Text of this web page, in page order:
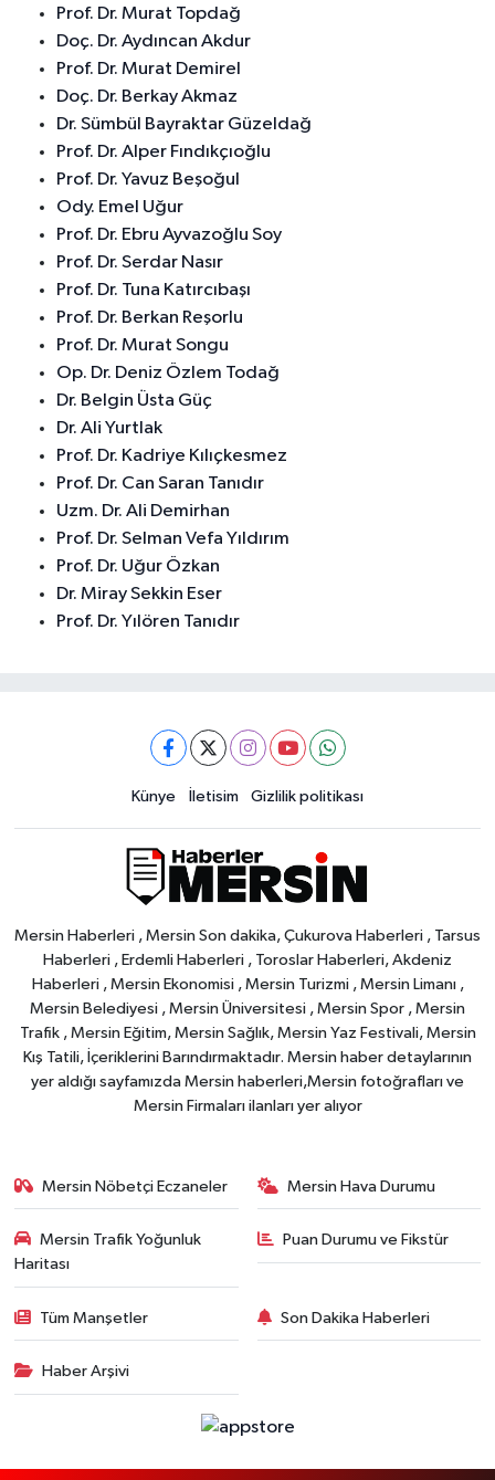
Prof. Dr. Murat Topdağ
Doç. Dr. Aydıncan Akdur
Prof. Dr. Murat Demirel
Doç. Dr. Berkay Akmaz
Dr. Sümbül Bayraktar Güzeldağ
Prof. Dr. Alper Fındıkçıoğlu
Prof. Dr. Yavuz Beşoğul
Ody. Emel Uğur
Prof. Dr. Ebru Ayvazoğlu Soy
Prof. Dr. Serdar Nasır
Prof. Dr. Tuna Katırcıbaşı
Prof. Dr. Berkan Reşorlu
Prof. Dr. Murat Songu
Op. Dr. Deniz Özlem Todağ
Dr. Belgin Üsta Güç
Dr. Ali Yurtlak
Prof. Dr. Kadriye Kılıçkesmez
Prof. Dr. Can Saran Tanıdır
Uzm. Dr. Ali Demirhan
Prof. Dr. Selman Vefa Yıldırım
Prof. Dr. Uğur Özkan
Dr. Miray Sekkin Eser
Prof. Dr. Yılören Tanıdır
Künye İletisim Gizlilik politikası
Mersin Haberleri , Mersin Son dakika, Çukurova Haberleri , Tarsus
Haberleri , Erdemli Haberleri , Toroslar Haberleri, Akdeniz
Haberleri , Mersin Ekonomisi , Mersin Turizmi , Mersin Limanı ,
Mersin Belediyesi , Mersin Üniversitesi , Mersin Spor , Mersin
Trafik , Mersin Eğitim, Mersin Sağlık, Mersin Yaz Festivali, Mersin
Kış Tatili, İçeriklerini Barındırmaktadır. Mersin haber detaylarının
yer aldığı sayfamızda Mersin haberleri,Mersin fotoğrafları ve
Mersin Firmaları ilanları yer alıyor
Mersin Nöbetçi Eczaneler Mersin Hava Durumu
Mersin Trafik Yoğunluk
Haritası
Puan Durumu ve Fikstür
Tüm Manşetler Son Dakika Haberleri
Haber Arşivi